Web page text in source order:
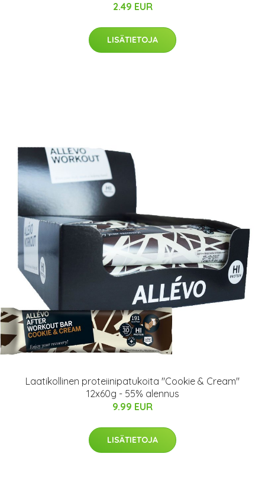
2.49 EUR
LISÄTIETOJA
Laatikollinen proteiinipatukoita "Cookie & Cream"
12x60g - 55% alennus
9.99 EUR
LISÄTIETOJA